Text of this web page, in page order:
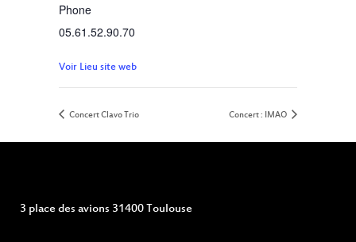
Phone
05.61.52.90.70
Voir Lieu site web
Concert Clavo Trio Concert : IMAO
3 place des avions 31400 Toulouse